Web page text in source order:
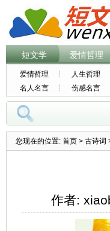
短文学 爱情哲理
爱情哲理 人生哲理
名人名言
伤感名言
您现在的位置: 首页 > 古诗词
作者: